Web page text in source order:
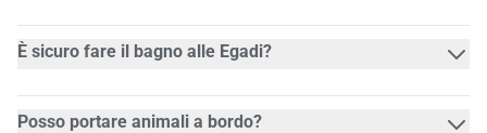
È sicuro fare il bagno alle Egadi?
Posso portare animali a bordo?